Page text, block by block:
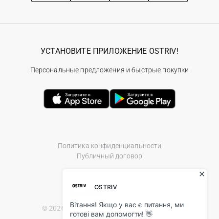
Политика конфиденциальности
Публичный договор
© 2026 Ostriv.ua Store. All Rights Reserved.
УСТАНОВИТЕ ПРИЛОЖЕНИЕ OSTRIV!
Персональные предложения и быстрые покупки